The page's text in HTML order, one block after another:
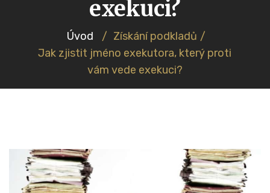
exekuci?
Úvod / Získání podkladů /
Jak zjistit jméno exekutora, který proti
vám vede exekuci?